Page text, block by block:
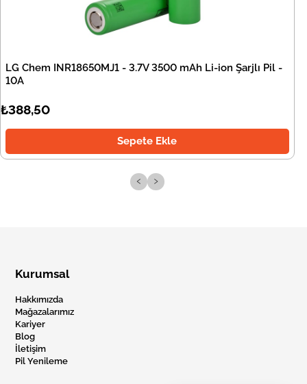
LG Chem INR18650MJ1 - 3.7V 3500 mAh Li-ion Şarjlı Pil -
10A
₺388,50
Sepete Ekle
‹ ›
Kurumsal
Hakkımızda
Mağazalarımız
Kariyer
Blog
İletişim
Pil Yenileme